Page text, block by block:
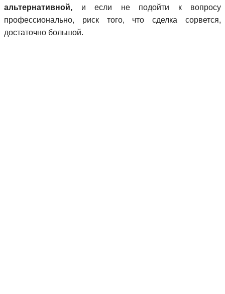
альтернативной, и если не подойти к вопросу
профессионально, риск того, что сделка сорвется,
достаточно большой.